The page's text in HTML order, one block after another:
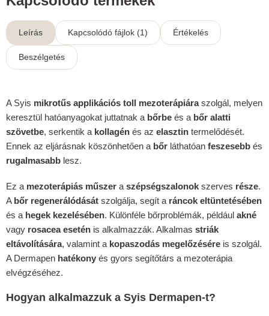
Leírás Kapcsolódó fájlok (1) Értékelés
Beszélgetés
A Syis mikrotűs applikációs toll mezoterápiáraszolgál, melyen
keresztül hatóanyagokat juttatnak a bőrbe és a bőr alatti
szövetbe, serkentik a kollagén és az elasztin termelődését.
Ennek az eljárásnak köszönhetően a bőr láthatóan feszesebb és
rugalmasabb lesz.
Ez a mezoterápiás műszer a szépségszalonok szerves része.
A bőr regenerálódását szolgálja, segít a ráncok eltüntetésében
és a hegek kezelésében. Különféle bőrproblémák, például akné
vagy rosacea esetén is alkalmazzák. Alkalmas striák
eltávolítására, valamint a kopaszodás megelőzésére is szolgál.
A Dermapen hatékony és gyors segítőtárs a mezoterápia
elvégzéséhez.
Hogyan alkalmazzuk a Syis Dermapen-t?